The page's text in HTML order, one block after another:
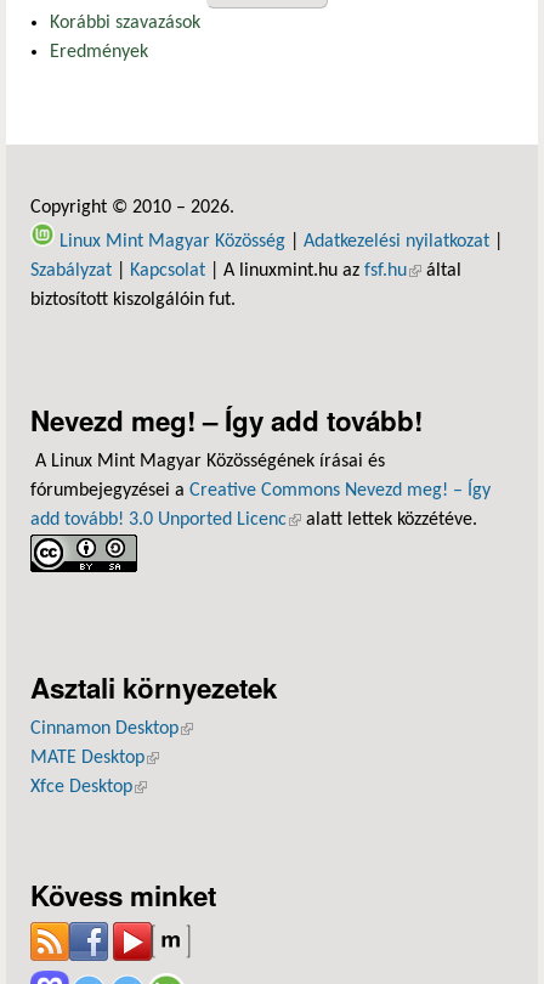
Korábbi szavazások
Eredmények
Copyright © 2010 – 2026.
Linux Mint Magyar Közösség
Adatkezelési nyilatkozat
Szabályzat
Kapcsolat | A linuxmint.hu az fsf.hu(külső hivatkozás)
által
biztosított kiszolgálóin fut.
Nevezd meg! – Így add tovább!
A Linux Mint Magyar Közösségének írásai és
fórumbejegyzései a Creative Commons Nevezd meg! – Így
add tovább! 3.0 Unported Licenc(külső hivatkozás)
alatt lettek közzétéve.
Asztali környezetek
Cinnamon Desktop(külső hivatkozás)
MATE Desktop(külső hivatkozás)
Xfce Desktop(külső hivatkozás)
Kövess minket